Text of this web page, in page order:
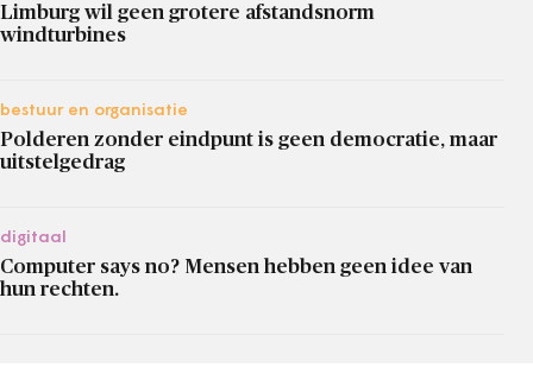
Limburg wil geen grotere afstandsnorm
windturbines
bestuur en organisatie
Polderen zonder eindpunt is geen democratie, maar
uitstelgedrag
digitaal
Computer says no? Mensen hebben geen idee van
hun rechten.